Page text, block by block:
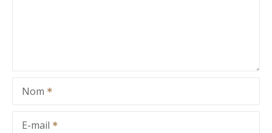
Nom
E-mail